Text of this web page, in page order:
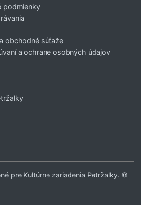
podmienky
obchodné súťaže
a ochrane osobných údajov
pre Kultúrne zariadenia Petržalky. ©